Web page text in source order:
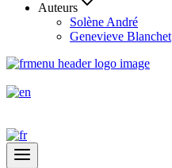
Auteurs
Solène André
Genevieve Blanchet